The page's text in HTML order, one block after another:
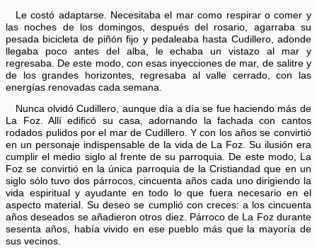
Le costó adaptarse. Necesitaba el mar como respirar o comer y
las noches de los domingos, después del rosario, agarraba su
pesada bicicleta de piñón fijo y pedaleaba hasta Cudillero, adonde
llegaba poco antes del alba, le echaba un vistazo al mar y
regresaba. De este modo, con esas inyecciones de mar, de salitre y
de los grandes horizontes, regresaba al valle cerrado, con las
energías renovadas cada semana.
Nunca olvidó Cudillero, aunque día a día se fue haciendo más de
La Foz. Allí edificó su casa, adornando la fachada con cantos
rodados pulidos por el mar de Cudillero. Y con los años se convirtió
en un personaje indispensable de la vida de La Foz. Su ilusión era
cumplir el medio siglo al frente de su parroquia. De este modo, La
Foz se convirtió en la única parroquia de la Cristiandad que en un
siglo sólo tuvo dos párrocos, cincuenta años cada uno dirigiendo la
vida espiritual y ayudante en todo lo que fuera necesario en el
aspecto material. Su deseo se cumplió con creces: a los cincuenta
años deseados se añadieron otros diez. Párroco de La Foz durante
sesenta años, había vivido en ese pueblo más que la mayoría de
sus vecinos.